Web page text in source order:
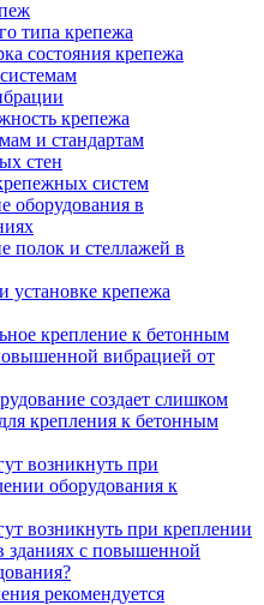
типа крепежа
состояния крепежа
крепежа
и стандартам
стен
систем
оборудования в
полок и стеллажей в
установке крепежа
крепление к бетонным
вибрацией от
создает слишком
крепления к бетонным
возникнуть при
оборудования к
возникнуть при креплении
зданиях с повышенной
рекомендуется